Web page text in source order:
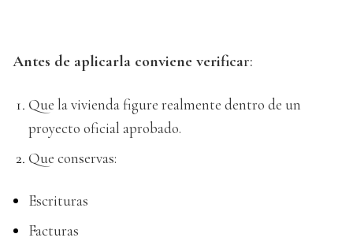
Antes de aplicarla conviene verificar:
Que la vivienda figure realmente dentro de un
proyecto oficial aprobado.
Que conservas:
Escrituras
Facturas